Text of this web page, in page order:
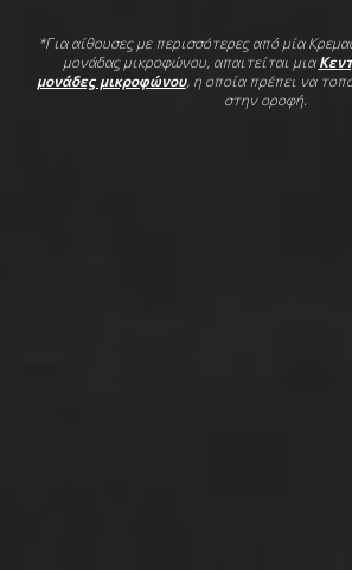
*Για αίθουσες με περισσότερες από μία
μονάδας μικροφώνου, απαιτείται μια
μονάδες μικροφώνου, η οποία πρέπει να
στην οροφή.